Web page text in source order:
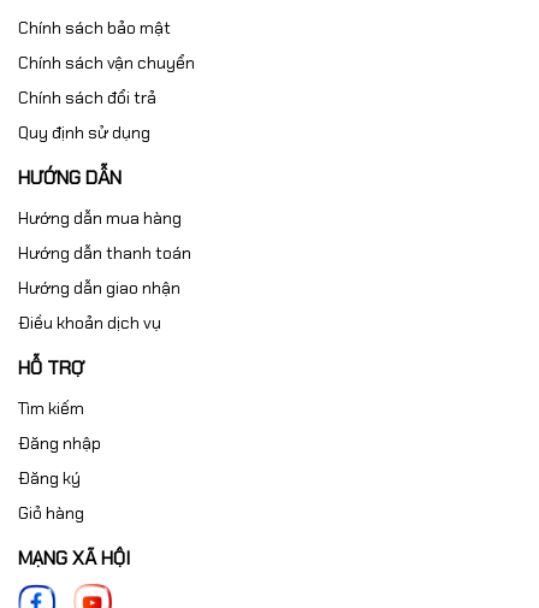
Chính sách bảo mật
Chính sách vận chuyển
Chính sách đổi trả
Quy định sử dụng
HƯỚNG DẪN
Hướng dẫn mua hàng
Hướng dẫn thanh toán
Hướng dẫn giao nhận
Điều khoản dịch vụ
HỖ TRỢ
Tìm kiếm
Đăng nhập
Đăng ký
Giỏ hàng
MẠNG XÃ HỘI